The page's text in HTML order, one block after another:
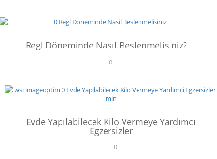
17
YAŞAM
17
YAŞAM
7 Adımda Tatilde Stresten Kurtulmak!
BESLENME
Regl Döneminde Nasıl Beslenmelisiniz?
0
SPOR
Evde Yapılabilecek Kilo Vermeye Yardımcı
Egzersizler
0